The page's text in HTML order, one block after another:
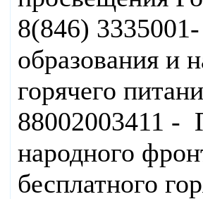
8(846)
образования и
горячего
88002003411 -
народного
бесплатного